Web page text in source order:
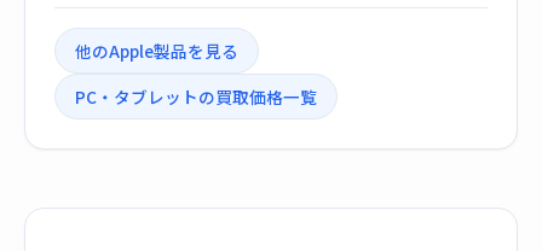
他のApple製品を見る
PC・タブレットの買取価格一覧